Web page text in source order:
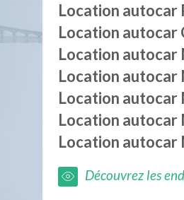
Location autocar
Location autocar
Location autocar
Location autocar
Location autocar
Location autocar
Location autocar
Découvrez les